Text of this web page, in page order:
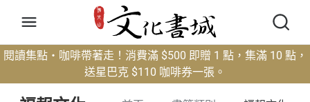
閱讀集點・咖啡帶著走！消費滿 $500 即贈 1 點，集滿 10 點，
送星巴克 $110 咖啡券一張。